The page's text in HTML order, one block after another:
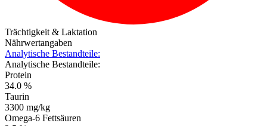
Trächtigkeit & Laktation
Nährwertangaben
Analytische Bestandteile:
Analytische Bestandteile:
Protein
34.0 %
Taurin
3300 mg/kg
Omega-6 Fettsäuren